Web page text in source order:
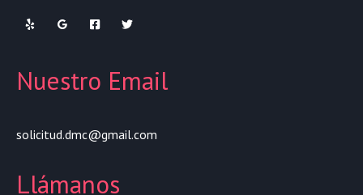
Nuestro Email
solicitud.dmc@gmail.com
Llámanos